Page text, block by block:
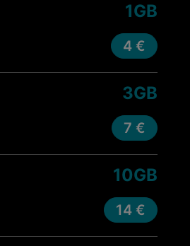
1GB
4 €
3GB
7 €
10GB
14 €